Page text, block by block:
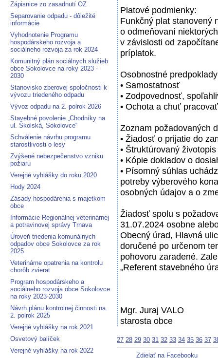
Zápisnice zo zasadnutí OZ
Separovanie odpadu - dôležité
informácie
Vyhodnotenie Programu
hospodárskeho rozvoja a
sociálneho rozvoja za rok 2024
Komunitný plán sociálnych služieb
obce Sokolovce na roky 2023 -
2030
Stanovisko zberovej spoločnosti k
vývozu triedeného odpadu
Vývoz odpadu na 2. polrok 2026
Stavebné povolenie „Chodníky na
ul. Školská, Sokolovce“
Schválenie návrhu programu
starostlivosti o lesy
Zvýšené nebezpečenstvo vzniku
požiaru
Verejné vyhlášky do roku 2020
Hody 2024
Zásady hospodárenia s majetkom
obce
Informácie Regionálnej veterinárnej
a potravinovej správy Trnava
Úroveň triedenia komunálnych
odpadov obce Sokolovce za rok
2025
Veterinárne opatrenia na kontrolu
chorôb zvierat
Program hospodárskeho a
sociálneho rozvoja obce Sokolovce
na roky 2023-2030
Návrh plánu kontrolnej činnosti na
2. polrok 2025
Verejné vyhlášky na rok 2021
Osvetový balíček
Verejné vyhlášky na rok 2022
Platové podmienky:
Funkčný plat stanovený
o odmeňovaní
v závislosti od
príplatok.
Osobnostné
• Samostatnosť
• Zodpovednosť,
• Ochota a chuť
Zoznam požadovaných
• Žiadosť o prijatie do
• Štruktúrovaný životopis
• Kópie dokladov o
• Písomný súhlas
potreby výberového
osobných údajov a o
Žiadosť spolu s
31.07.2024 osobne
Obecný úrad, Hlavná
doručené po určenom
pohovoru zaradené.
„Referent stavebného
Mgr. Juraj VALO
starosta obce
27 28 29 30 31 32 33 34 35 36 37
Zdielať na Facebooku